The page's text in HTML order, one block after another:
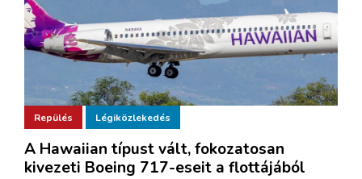
Repülés Légiközlekedés
A Hawaiian típust vált, fokozatosan
kivezeti Boeing 717-eseit a flottájából